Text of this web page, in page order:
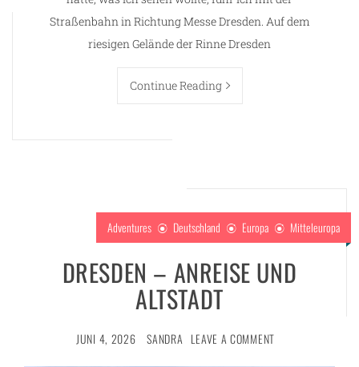
Straßenbahn in Richtung Messe Dresden. Auf dem
riesigen Gelände der Rinne Dresden
Continue Reading
Adventures Deutschland Europa Mitteleuropa
DRESDEN – ANREISE UND
ALTSTADT
JUNI 4, 2026 SANDRA LEAVE A COMMENT